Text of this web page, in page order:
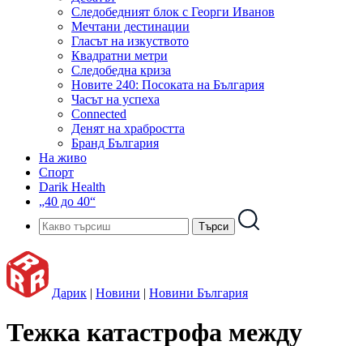
Следобедният блок с Георги Иванов
Мечтани дестинации
Гласът на изкуството
Квадратни метри
Следобедна криза
Новите 240: Посоката на България
Часът на успеха
Connected
Денят на храбростта
Бранд България
На живо
Спорт
Darik Health
„40 до 40“
Дарик | Новини | Новини България
Тежка катастрофа между